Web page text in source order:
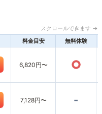
スクロールできます →
料金目安 無料体験
6,820円〜 ○
7,128円〜 -